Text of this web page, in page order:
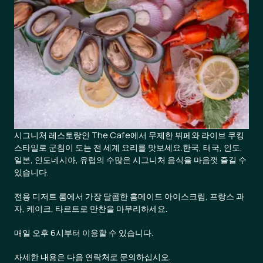
시그니처 레스토랑인 The Cafe에서 무제한 뷔페와 라이브 쿠킹
스타일로 군침이 도는 전 세계 요리를 맛보세요.한국, 태국, 인도,
일본, 인도네시아, 유럽의 수많은 시그니처 음식을 마음껏 즐길 수
있습니다.
전용 디저트 룸에서 가장 달콤한 홈메이드 아이스크림, 프랑스 과
자, 케이크, 타르트로 만찬을 마무리하세요.
매일 오후 6시부터 이용할 수 있습니다.
자세한 내용은 다음 연락처로 문의하십시오.